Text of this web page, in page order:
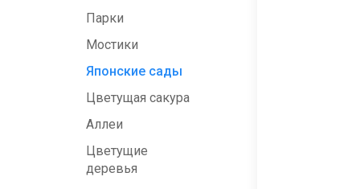
Парки
Мостики
Японские сады
Цветущая сакура
Аллеи
Цветущие
деревья